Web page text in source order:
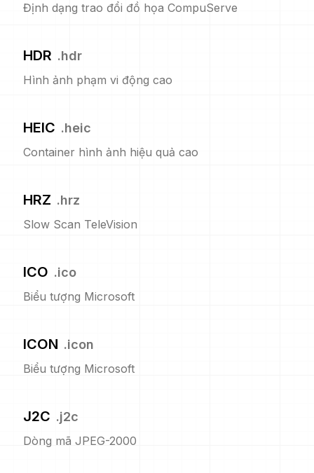
Định dạng trao đổi đồ họa CompuServe
HDR .hdr
Hình ảnh phạm vi động cao
HEIC .heic
Container hình ảnh hiệu quả cao
HRZ .hrz
Slow Scan TeleVision
ICO .ico
Biểu tượng Microsoft
ICON .icon
Biểu tượng Microsoft
J2C .j2c
Dòng mã JPEG-2000